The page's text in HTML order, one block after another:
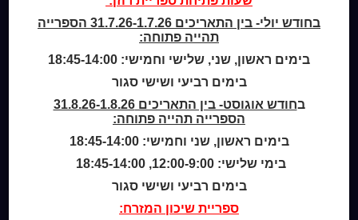
קטלוג כותר ראשון
ארכיון ספריית השבוע
מדיניות הפרטיות
בחודש יולי- בין התאריכים 31.7.26-1.7.26 הספרייה
תהייה פתוחה:
בימים ראשון, שני, שלישי וחמישי: 18:45-14:00
בימים רביעי ושישי סגור
ב
חודש אוגוסט- בין התאריכים 31.8.26-1.8.26
הספרייה תהייה פתוחה:
בימים ראשון, שני וחמישי: 18:45-14:00
בימי שלישי: 12:00-9:00, 18:45-14:00
בימים רביעי ושישי סגור
ספריית שיכון המזרח: